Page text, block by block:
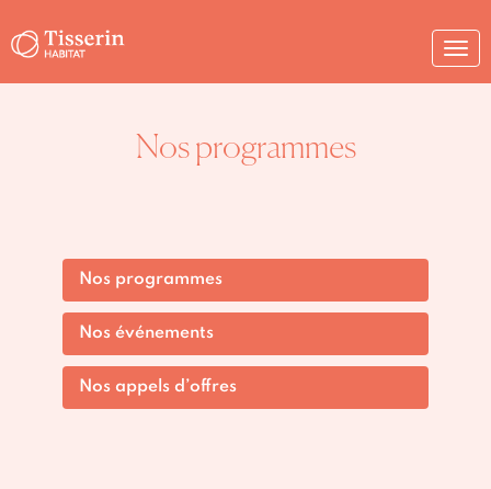
Nos programmes
Nos programmes
Nos événements
Nos appels d’offres